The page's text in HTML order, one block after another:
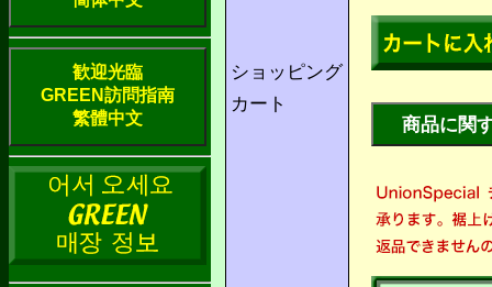
歓迎光臨
GREEN訪問指南
繁體中文
ショッピング
カート